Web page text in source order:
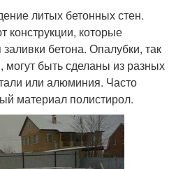
литых бетонных стен.
конструкции, которые
бетона. Опалубки, так
быть сделаны из разных
или алюминия. Часто
материал полистирол.